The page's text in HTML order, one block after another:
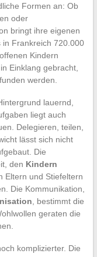
Formen an: Ob
oder
bringt ihre eigenen
in Frankreich 720.000
Kindern
Einklang gebracht,
werden.
lauernd,
liegt auch
Delegieren, teilen,
lässt sich nicht
Die
den Kindern
Eltern und Stiefeltern
Die Kommunikation,
, bestimmt die
geraten die
komplizierter. Die